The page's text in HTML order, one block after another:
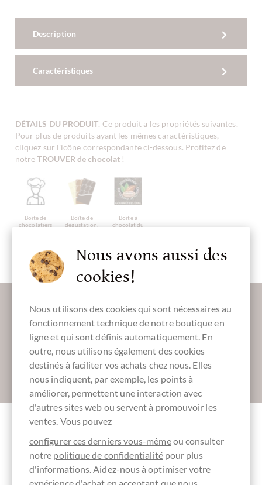
Description
Caractéristiques
DÉTAILS DU PRODUIT. Ce produit a les propriétés suivantes.
Pour plus de produits ayant les mêmes caractéristiques,
cliquez sur l'icône correspondante ci-dessous. Profitez de
notreTROUVER de chocolat !
Boîte de
chocolatiers
Boîte de
dégustation,
Boîte à
chocolat du
Inscrivez-vous ici pour notre SchokoNEWS:
Absenden
Autres clients notés Palato Schoko-Festival
Tasting Set mit 3 Schokoladen
Nous avons aussi des
cookies!
Nous utilisons des cookies qui sont nécessaires au
fonctionnement technique de notre boutique en
ligne et qui sont définis automatiquement. En
outre, nous utilisons également des cookies
destinés à faciliter vos achats chez nous. Elles
nous indiquent, par exemple, les points à
améliorer, permettent une interaction avec
d'autres sites web ou servent à promouvoir les
ventes. Vous pouvez
configurer ces derniers vous-mêmeou consulter
notre politique de confidentialitépour plus
d'informations. Aidez-nous à optimiser votre